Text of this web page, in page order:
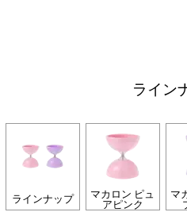
ライン
ラインナップ マカロン ピュ
アピンク
マ